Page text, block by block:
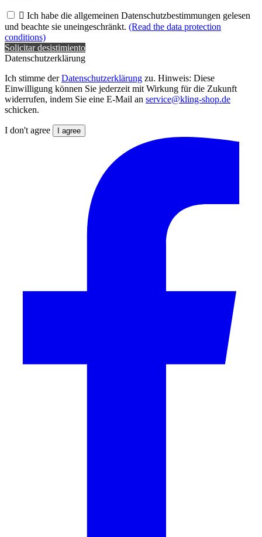
 Ich habe die allgemeinen Datenschutzbestimmungen gelesen
und beachte sie uneingeschränkt. (Read the data protection
conditions)
Solicitar desistimiento
Datenschutzerklärung
Ich stimme derDatenschutzerklärung zu. Hinweis: Diese
Einwilligung können Sie jederzeit mit Wirkung für die Zukunft
widerrufen, indem Sie eine E-Mail an service@kling-shop.de
schicken.
I don't agree I agree